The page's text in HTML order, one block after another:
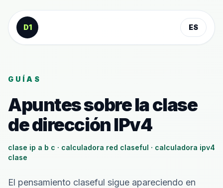
Saltar al contenido
D1
ES
GUÍAS
Apuntes sobre la clase
de dirección IPv4
clase ip a b c · calculadora red claseful · calculadora ipv4
clase
El pensamiento claseful sigue apareciendo en